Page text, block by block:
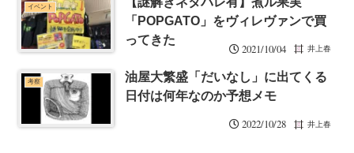
イベント
「POPGATO」をヴィレヴァンで買
ってきた
2021/10/04 井上春
考察
油屋大繁盛「だいなし」に出てくる
日付は何年なのか予想メモ
2022/10/28 井上春